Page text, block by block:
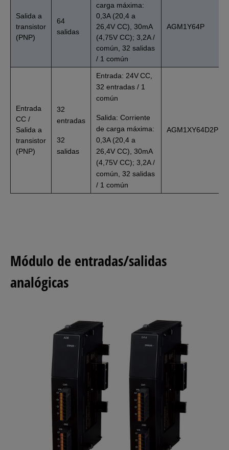
Salida a
transistor
(PNP)
64
salidas
carga máxima:
0,3A (20,4 a
26,4V CC), 30mA
(4,75V CC); 3,2A /
común, 32 salidas
/ 1 común
AGM1Y64P
Entrada
CC /
Salida a
transistor
(PNP)
32
entradas
32
salidas
Entrada: 24V CC,
32 entradas / 1
común
Salida: Corriente
de carga máxima:
0,3A (20,4 a
26,4V CC), 30mA
(4,75V CC); 3,2A /
común, 32 salidas
/ 1 común
AGM1XY64D2P
Módulo de entradas/salidas
analógicas